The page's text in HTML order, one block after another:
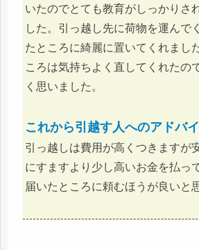
いたのでとても教育がしっかりさ
した。引っ越し先に荷物を運んで
たところに綺麗に置いてくれまし
ころは気持ちよく直してくれたの
く思いました。
これから引越す人へのアドバ
引っ越しは費用が高くつきますが
にすますより少し高いお金を払っ
届いたところに頼むほうが良いと